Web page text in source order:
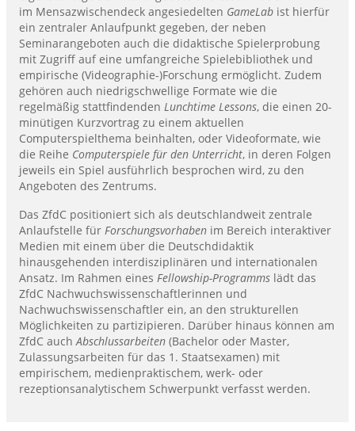
im Mensazwischendeck angesiedelten GameLab ist hierfür
ein zentraler Anlaufpunkt gegeben, der neben
Seminarangeboten auch die didaktische Spielerprobung
mit Zugriff auf eine umfangreiche Spielebibliothek und
empirische (Videographie-)Forschung ermöglicht. Zudem
gehören auch niedrigschwellige Formate wie die
regelmäßig stattfindenden Lunchtime Lessons, die einen 20-
minütigen Kurzvortrag zu einem aktuellen
Computerspielthema beinhalten, oder Videoformate, wie
die Reihe Computerspiele für den Unterricht, in deren Folgen
jeweils ein Spiel ausführlich besprochen wird, zu den
Angeboten des Zentrums.
Das ZfdC positioniert sich als deutschlandweit zentrale
Anlaufstelle für Forschungsvorhaben im Bereich interaktiver
Medien mit einem über die Deutschdidaktik
hinausgehenden interdisziplinären und internationalen
Ansatz. Im Rahmen eines Fellowship-Programms lädt das
ZfdC Nachwuchswissenschaftlerinnen und
Nachwuchswissenschaftler ein, an den strukturellen
Möglichkeiten zu partizipieren. Darüber hinaus können am
ZfdC auch Abschlussarbeiten (Bachelor oder Master,
Zulassungsarbeiten für das 1. Staatsexamen) mit
empirischem, medienpraktischem, werk- oder
rezeptionsanalytischem Schwerpunkt verfasst werden.